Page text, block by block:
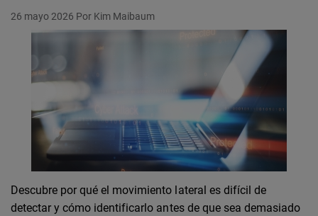
26 mayo 2026 Por Kim Maibaum
Descubre por qué el movimiento lateral es difícil de
detectar y cómo identificarlo antes de que sea demasiado